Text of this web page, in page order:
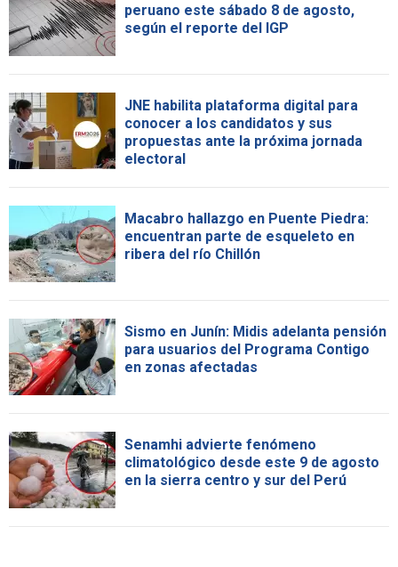
peruano este sábado 8 de agosto,
según el reporte del IGP
JNE habilita plataforma digital para
conocer a los candidatos y sus
propuestas ante la próxima jornada
electoral
Macabro hallazgo en Puente Piedra:
encuentran parte de esqueleto en
ribera del río Chillón
Sismo en Junín: Midis adelanta pensión
para usuarios del Programa Contigo
en zonas afectadas
Senamhi advierte fenómeno
climatológico desde este 9 de agosto
en la sierra centro y sur del Perú